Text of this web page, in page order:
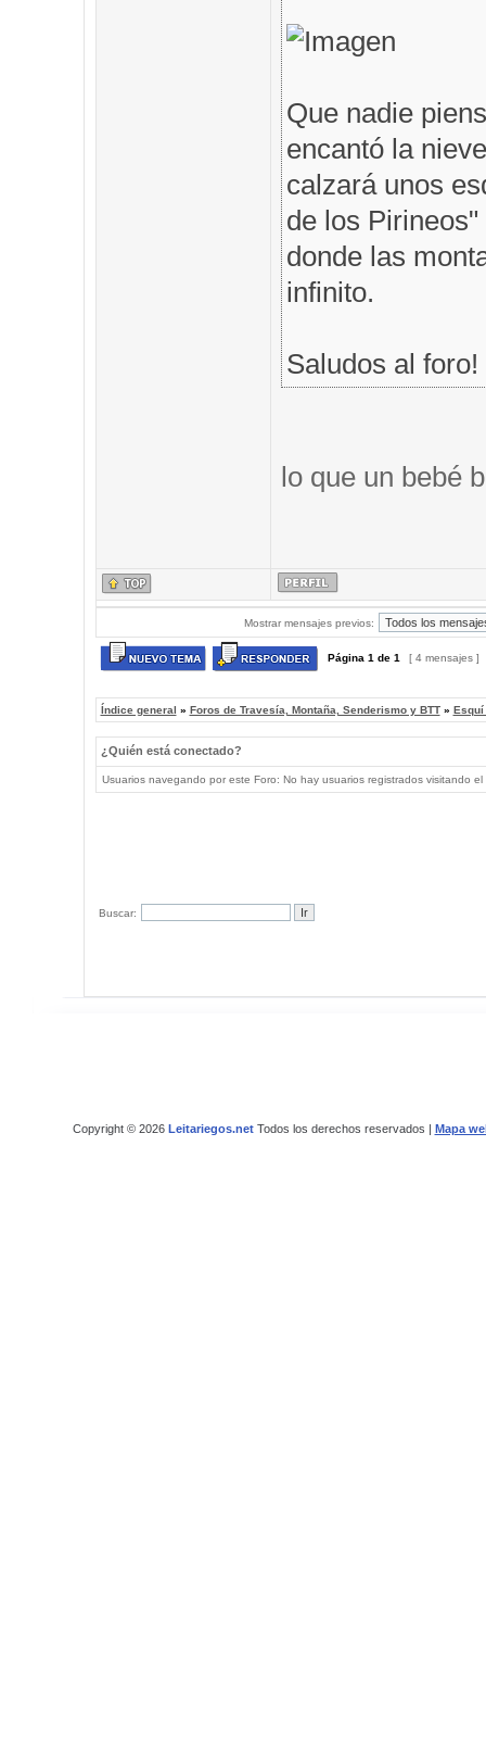
Que nadie
encantó la
calzará unos
de los
donde las
infinito.
Saludos al foro!
lo que un bebé
Mostrar mensajes previos:
Página 1 de 1 [ 4 mensajes ]
Índice general » Foros de Travesía, Montaña, Senderismo y BTT» Esquí
¿Quién está conectado?
Usuarios navegando por este Foro: No hay usuarios registrados visitando
Buscar:
Copyright © 2026 Leitariegos.netTodos los derechos reservados | Mapa